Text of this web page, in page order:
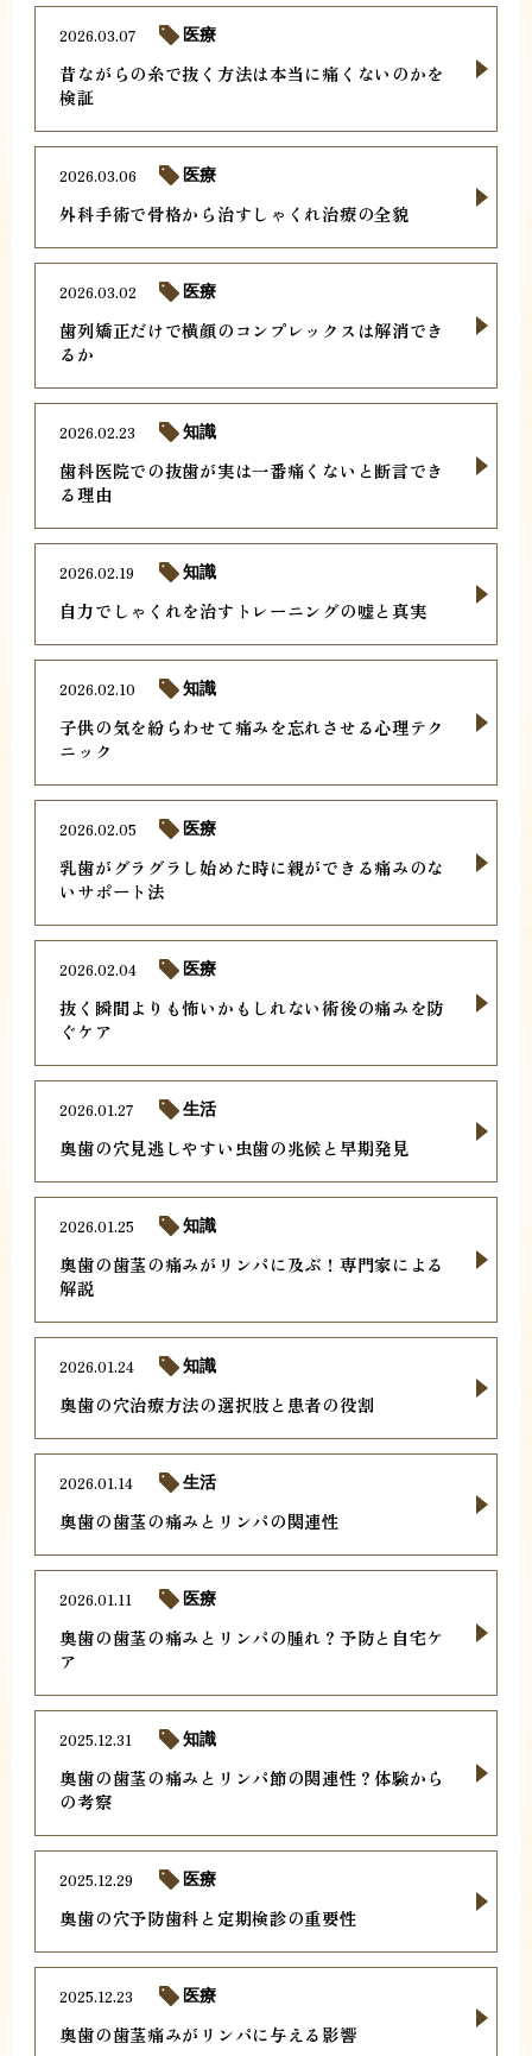
昔ながらの糸で抜く方法は本当に痛くないのかを
検証
2026.03.07 医療
外科手術で骨格から治すしゃくれ治療の全貌
2026.03.06 医療
歯列矯正だけで横顔のコンプレックスは解消でき
るか
2026.03.02 医療
歯科医院での抜歯が実は一番痛くないと断言でき
る理由
2026.02.23 知識
自力でしゃくれを治すトレーニングの嘘と真実
2026.02.19 知識
子供の気を紛らわせて痛みを忘れさせる心理テク
ニック
2026.02.10 知識
乳歯がグラグラし始めた時に親ができる痛みのな
いサポート法
2026.02.05 医療
抜く瞬間よりも怖いかもしれない術後の痛みを防
ぐケア
2026.02.04 医療
奥歯の穴見逃しやすい虫歯の兆候と早期発見
2026.01.27 生活
奥歯の歯茎の痛みがリンパに及ぶ！専門家による
解説
2026.01.25 知識
奥歯の穴治療方法の選択肢と患者の役割
2026.01.24 知識
奥歯の歯茎の痛みとリンパの関連性
2026.01.14 生活
奥歯の歯茎の痛みとリンパの腫れ？予防と自宅ケ
ア
2026.01.11 医療
奥歯の歯茎の痛みとリンパ節の関連性？体験から
の考察
2025.12.31 知識
奥歯の穴予防歯科と定期検診の重要性
2025.12.29 医療
奥歯の歯茎痛みがリンパに与える影響
2025.12.23 医療